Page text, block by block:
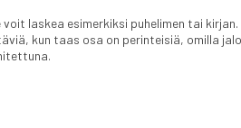
laskea esimerkiksi puhelimen tai
kun taas osa on perinteisiä, omilla